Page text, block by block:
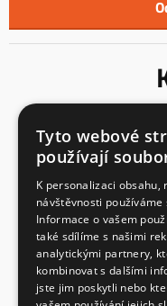
675
vedená u
Tyto webové
používají
K personalizaci obsahu,
návštěvnosti používáme
Informace o vašem
také sdílíme s našimi
analytickými partnery,
kombinovat s dalšími
jste jim poskytli nebo